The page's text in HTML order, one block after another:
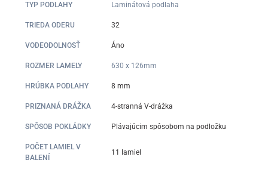
TYP PODLAHY Laminátová podlaha
TRIEDA ODERU 32
VODEODOLNOSŤ Áno
ROZMER LAMELY 630 x 126mm
HRÚBKA PODLAHY 8 mm
PRIZNANÁ DRÁŽKA 4-stranná V-drážka
SPÔSOB POKLÁDKY Plávajúcim spôsobom na podložku
POČET LAMIEL V
BALENÍ
11 lamiel